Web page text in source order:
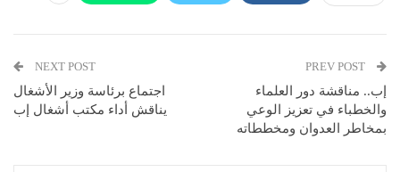
إب.. مناقشة دور العلماء
والخطباء في تعزيز الوعي
بمخاطر العدوان ومخططاته
NEXT POST
اجتماع برئاسة وزير الأشغال
يناقش أداء مكتب أشغال إب